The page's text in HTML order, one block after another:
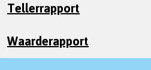
Tellerrapport
Waarderapport